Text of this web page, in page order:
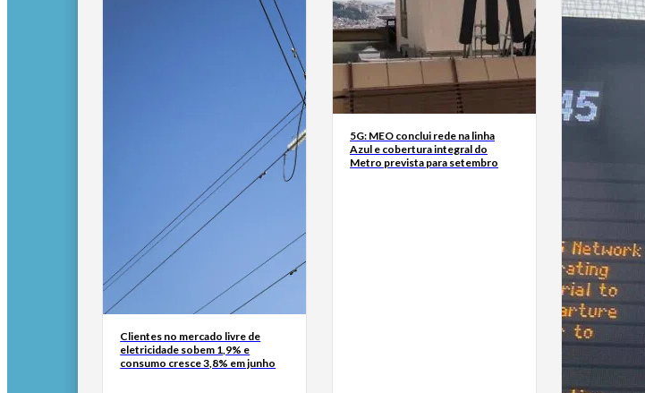
Clientes no mercado livre de
eletricidade sobem 1,9% e
consumo cresce 3,8% em junho
5G: MEO conclui rede na linha
Azul e cobertura integral do
Metro prevista para setembro